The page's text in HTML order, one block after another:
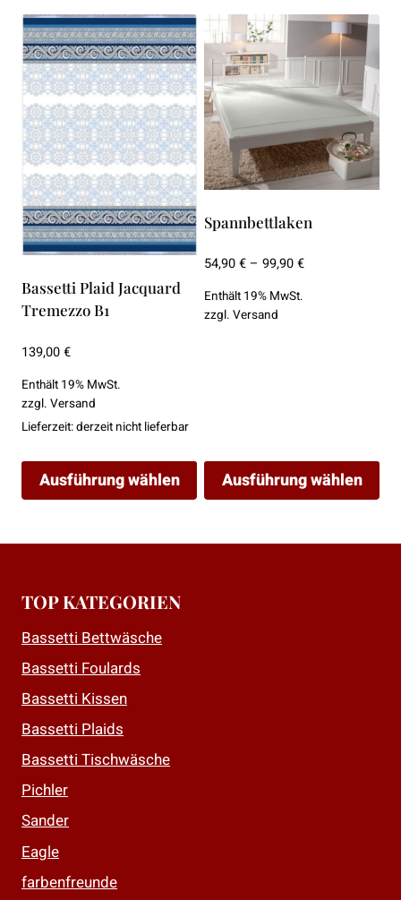
Bassetti Plaid Jacquard
Tremezzo B1
139,00€
Enthält 19% MwSt.
zzgl. Versand
Lieferzeit: derzeit nicht lieferbar
Ausführung wählen
Varianten
auf.
Optionen
können
auf
der
gewählt
werden
Spannbettlaken
54,90€– 99,90€Preisspanne:
Enthält 19% MwSt.
zzgl. Versand
Ausführung wählen
TOP KATEGORIEN
Bassetti Bettwäsche
Bassetti Foulards
Bassetti Kissen
Bassetti Plaids
Bassetti Tischwäsche
Pichler
Sander
Eagle
farbenfreunde